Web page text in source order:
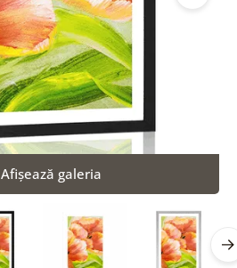
Afişează galeria